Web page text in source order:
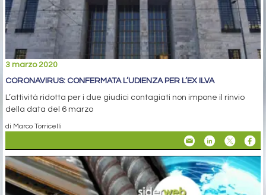
3 marzo 2020
CORONAVIRUS: CONFERMATA L’UDIENZA PER L’EX ILVA
L’attività ridotta per i due giudici contagiati non impone il rinvio
della data del 6 marzo
di Marco Torricelli